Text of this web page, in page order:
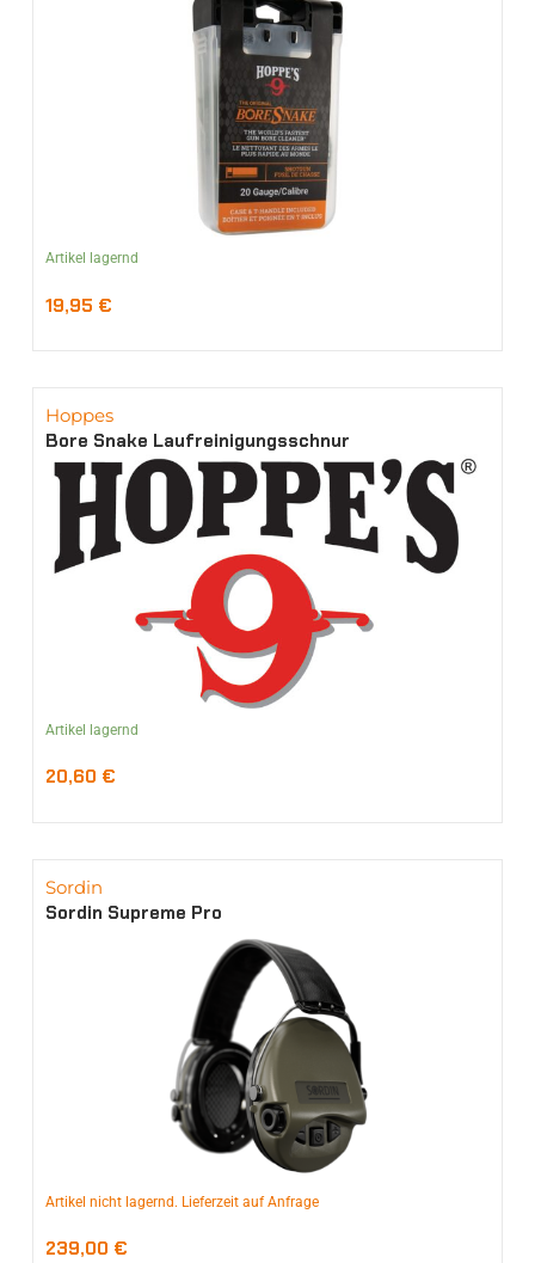
Artikel lagernd
19,95 €
Hoppes
Bore Snake Laufreinigungsschnur
Artikel lagernd
20,60 €
Sordin
Sordin Supreme Pro
Artikel nicht lagernd. Lieferzeit auf Anfrage
239,00 €